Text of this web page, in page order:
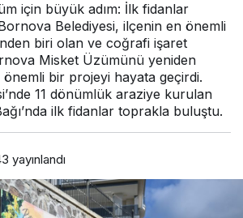
için büyük adım: İlk fidanlar
Belediyesi, ilçenin en önemli
biri olan ve coğrafi işaret
Misket Üzümünü yeniden
önemli bir projeyi hayata geçirdi.
11 dönümlük araziye kurulan
ilk fidanlar toprakla buluştu.
yayınlandı